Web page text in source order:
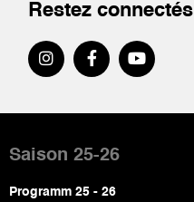
Restez connectés
de
page
Saison 25-26
Programm 25 - 26